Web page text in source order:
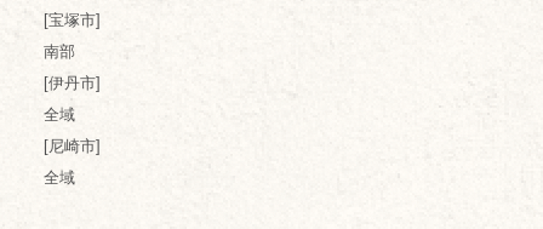
[宝塚市]
南部
[伊丹市]
全域
[尼崎市]
全域